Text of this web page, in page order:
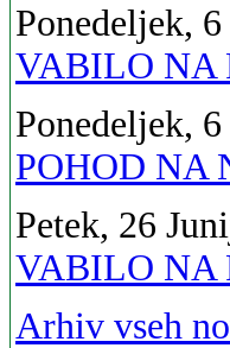
Ponedeljek,
VABILO NA
Ponedeljek,
POHOD NA
Petek, 26
VABILO NA
Arhiv vseh